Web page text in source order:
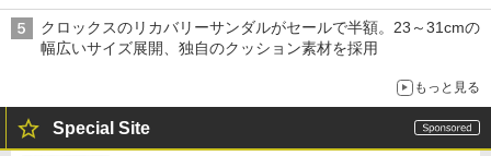
クロックスのリカバリーサンダルがセールで半額。23～31cmの
幅広いサイズ展開、独自のクッション素材を採用
もっと見る
Special Site